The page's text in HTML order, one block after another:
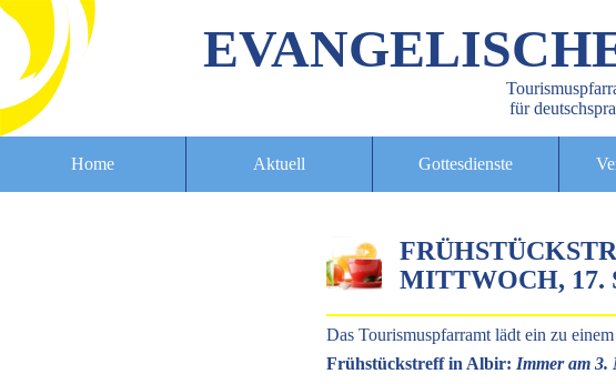
für
Home Aktuell Gottesdienste
MITTWOCH, 17.
Das Tourismuspfarramt lädt ein zu einem
Frühstückstreff in Albir: Immer am